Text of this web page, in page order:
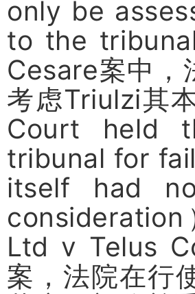
only be
to the
Cesare案中，
考虑Triulzi其
Court held
tribunal for
itself had
consideration
Ltd v Telus
案，法院在行